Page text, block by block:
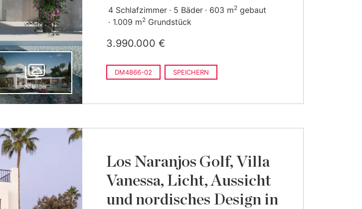
22 Bilder
4 Schlafzimmer 5 Bäder 603 m2 gebaut
1.009 m2 Grundstück
3.990.000 €
DM4866-02 SPEICHERN
Los Naranjos Golf, Villa
Vanessa, Licht, Aussicht
und nordisches Design in